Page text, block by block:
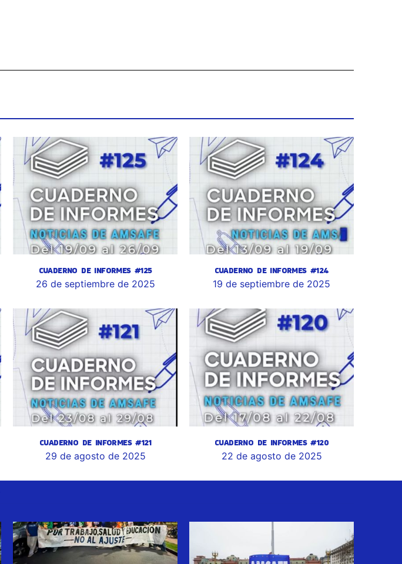
CUADERNO DE INFORMES #125
26 de septiembre de 2025
CUADERNO DE INFORMES #124
19 de septiembre de 2025
CUADERNO DE INFORMES #121
29 de agosto de 2025
CUADERNO DE INFORMES #120
22 de agosto de 2025